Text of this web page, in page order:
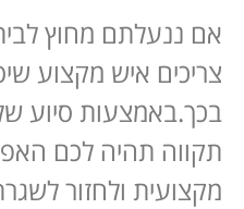
אם ננעלתם מחוץ
צריכים איש מקצוע
בכך.באמצעות סיוע
תקווה תהיה לכם
מקצועית ולחזור